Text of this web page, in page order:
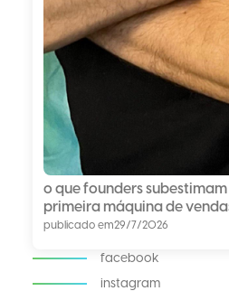
o que founders
primeira máquina de
publicado em29/7/2026
facebook
instagram